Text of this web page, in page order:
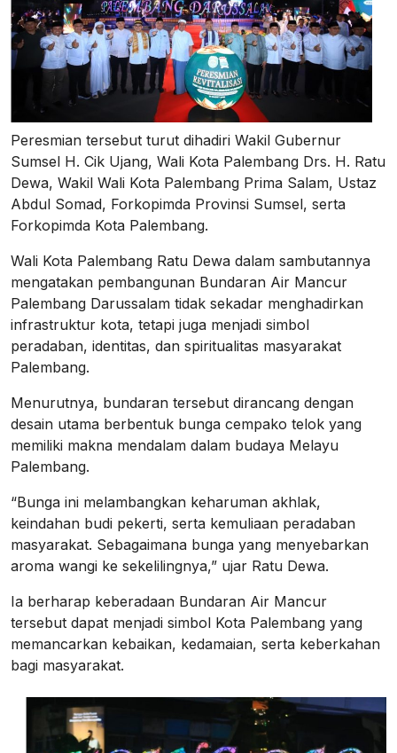
Peresmian tersebut turut dihadiri Wakil Gubernur
Sumsel H. Cik Ujang, Wali Kota Palembang Drs. H. Ratu
Dewa, Wakil Wali Kota Palembang Prima Salam, Ustaz
Abdul Somad, Forkopimda Provinsi Sumsel, serta
Forkopimda Kota Palembang.
Wali Kota Palembang Ratu Dewa dalam sambutannya
mengatakan pembangunan Bundaran Air Mancur
Palembang Darussalam tidak sekadar menghadirkan
infrastruktur kota, tetapi juga menjadi simbol
peradaban, identitas, dan spiritualitas masyarakat
Palembang.
Menurutnya, bundaran tersebut dirancang dengan
desain utama berbentuk bunga cempako telok yang
memiliki makna mendalam dalam budaya Melayu
Palembang.
“Bunga ini melambangkan keharuman akhlak,
keindahan budi pekerti, serta kemuliaan peradaban
masyarakat. Sebagaimana bunga yang menyebarkan
aroma wangi ke sekelilingnya,” ujar Ratu Dewa.
Ia berharap keberadaan Bundaran Air Mancur
tersebut dapat menjadi simbol Kota Palembang yang
memancarkan kebaikan, kedamaian, serta keberkahan
bagi masyarakat.